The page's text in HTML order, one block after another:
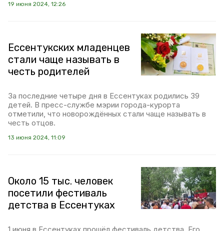
19 июня 2024, 12:26
Ессентукских младенцев
стали чаще называть в
честь родителей
За последние четыре дня в Ессентуках родились 39
детей. В пресс-службе мэрии города-курорта
отметили, что новорождённых стали чаще называть в
честь отцов.
13 июня 2024, 11:09
Около 15 тыс. человек
посетили фестиваль
детства в Ессентуках